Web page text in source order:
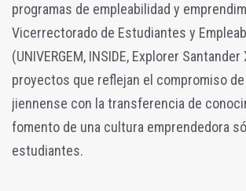
programas de empleabilidad y
Vicerrectorado de Estudiantes y
(UNIVERGEM, INSIDE, Explorer Santander
proyectos que reflejan el compromiso
jiennense con la transferencia de
fomento de una cultura emprendedora
estudiantes.